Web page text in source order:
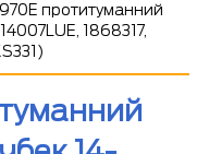
протитуманний
1868317,